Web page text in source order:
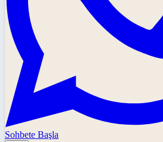
Sohbete Başla